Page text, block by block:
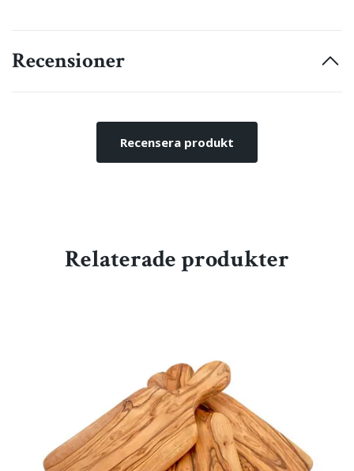
Recensioner
Recensera produkt
Relaterade produkter